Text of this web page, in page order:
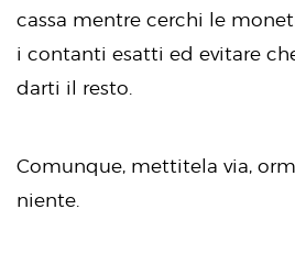
cassa mentre cerchi le
i contanti esatti ed evitare
darti il resto.
Comunque, mettitela via,
niente.